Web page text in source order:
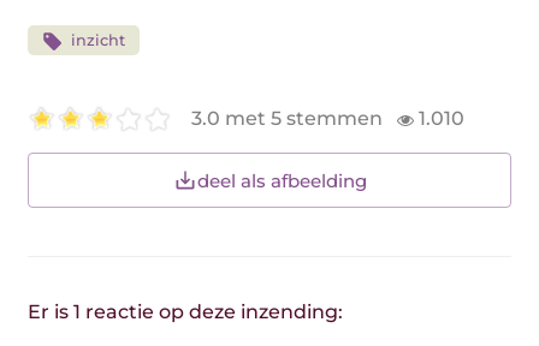
inzicht
3.0 met 5 stemmen 1.010
deel als afbeelding
Er is 1 reactie op deze inzending: